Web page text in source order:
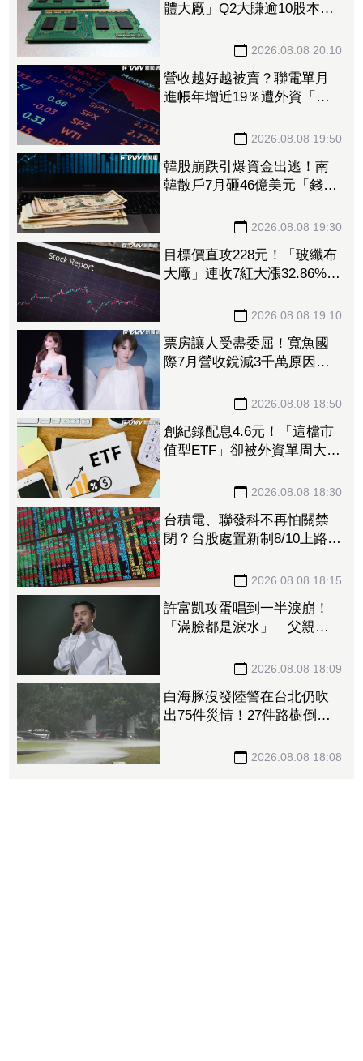
體大廠」Q2大賺逾10股本、
續旺再迎年月雙增2026.08.08 20:10
營收越好越被賣？聯電單月
進帳年增近19％遭外資「砍
營收刷49個月新高也挨刀
2026.08.08 19:50
韓股崩跌引爆資金出逃！南
韓散戶7月砸46億美元「錢」
2026.08.08 19:30
目標價直攻228元！「玻纖布
大廠」連收7紅大漲32.86%
2026.08.08 19:10
票房讓人受盡委屈！寬魚國
際7月營收銳減3千萬原因曝
網笑翻：是吃了誠實果實嗎
2026.08.08 18:50
創紀錄配息4.6元！「這檔市
值型ETF」卻被外資單周大砍
被抽回2億元
2026.08.08 18:30
台積電、聯發科不再怕關禁
閉？台股處置新制8/10上路！
2026.08.08 18:15
許富凱攻蛋唱到一半淚崩！
「滿臉都是淚水」 父親節
2026.08.08 18:09
白海豚沒發陸警在台北仍吹
出75件災情！27件路樹倒
2026.08.08 18:08